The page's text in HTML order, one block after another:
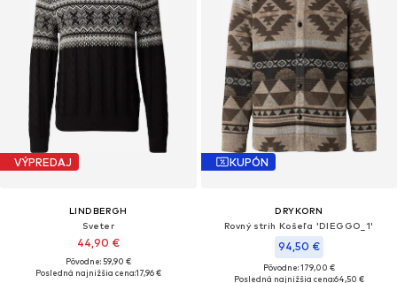
VÝPREDAJ
LINDBERGH
Sveter
44,90 €
Pôvodne: 59,90 €
Posledná najnižšia cena:17,96 €
KUPÓN
DRYKORN
Rovný strih Košeľa 'DIEGGO_1'
94,50 €
Pôvodne: 179,00 €
Posledná najnižšia cena:64,50 €